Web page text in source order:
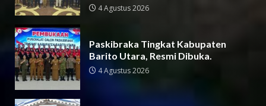
4 Agustus 2026
Paskibraka Tingkat Kabupaten
Barito Utara, Resmi Dibuka.
4 Agustus 2026